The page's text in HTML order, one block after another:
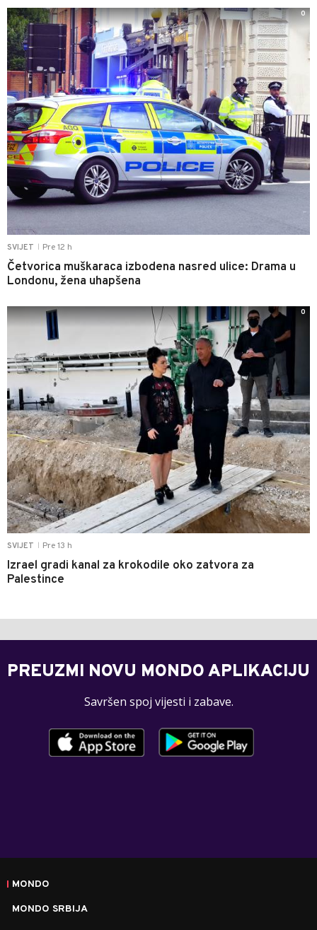
SVIJET Pre 12 h
Četvorica muškaraca izbodena nasred ulice: Drama u
Londonu, žena uhapšena
0
SVIJET Pre 13 h
Izrael gradi kanal za krokodile oko zatvora za
Palestince
0
PREUZMI NOVU MONDO APLIKACIJU
Savršen spoj vijesti i zabave.
MONDO
MONDO SRBIJA